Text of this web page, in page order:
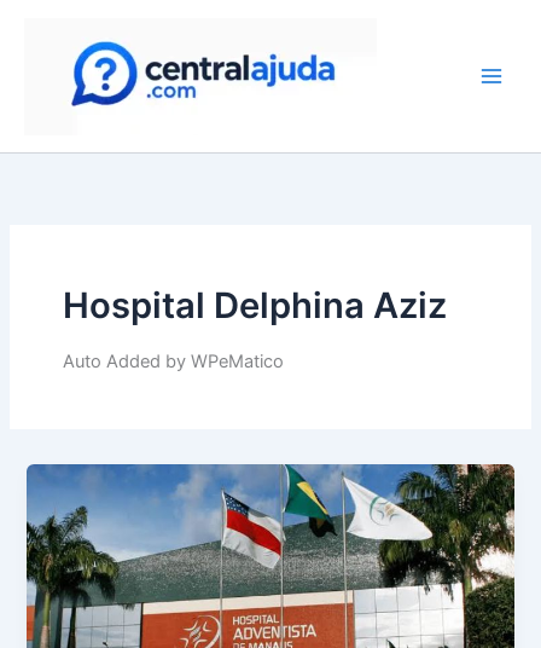
Hospital Delphina Aziz
Auto Added by WPeMatico